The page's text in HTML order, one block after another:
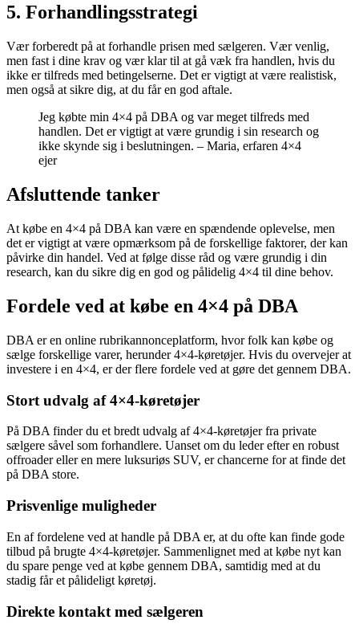
5. Forhandlingsstrategi
Vær forberedt på at forhandle prisen med sælgeren. Vær venlig,
men fast i dine krav og vær klar til at gå væk fra handlen, hvis du
ikke er tilfreds med betingelserne. Det er vigtigt at være realistisk,
men også at sikre dig, at du får en god aftale.
Jeg købte min 4×4 på DBA og var meget tilfreds med
handlen. Det er vigtigt at være grundig i sin research og
ikke skynde sig i beslutningen. – Maria, erfaren 4×4
ejer
Afsluttende tanker
At købe en 4×4 på DBA kan være en spændende oplevelse, men
det er vigtigt at være opmærksom på de forskellige faktorer, der kan
påvirke din handel. Ved at følge disse råd og være grundig i din
research, kan du sikre dig en god og pålidelig 4×4 til dine behov.
Fordele ved at købe en 4×4 på DBA
DBA er en online rubrikannonceplatform, hvor folk kan købe og
sælge forskellige varer, herunder 4×4-køretøjer. Hvis du overvejer at
investere i en 4×4, er der flere fordele ved at gøre det gennem DBA.
Stort udvalg af 4×4-køretøjer
På DBA finder du et bredt udvalg af 4×4-køretøjer fra private
sælgere såvel som forhandlere. Uanset om du leder efter en robust
offroader eller en mere luksuriøs SUV, er chancerne for at finde det
på DBA store.
Prisvenlige muligheder
En af fordelene ved at handle på DBA er, at du ofte kan finde gode
tilbud på brugte 4×4-køretøjer. Sammenlignet med at købe nyt kan
du spare penge ved at købe gennem DBA, samtidig med at du
stadig får et pålideligt køretøj.
Direkte kontakt med sælgeren